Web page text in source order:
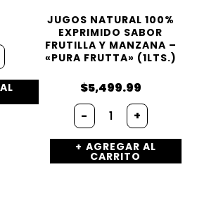
JUGOS NATURAL 100%
EXPRIMIDO SABOR
FRUTILLA Y MANZANA –
«PURA FRUTTA» (1LTS.)
$5,499.99
- Jugos
natural
100%
Exprimido
Sabor
+
AGREGAR AL
CARRITO